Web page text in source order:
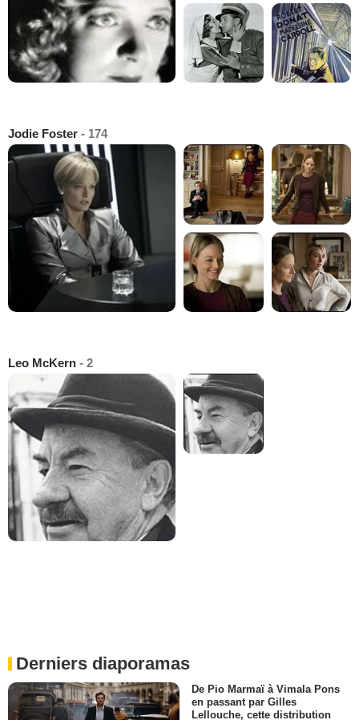
Jodie Foster - 174
Leo McKern - 2
Derniers diaporamas
De Pio Marmaï à Vimala Pons
en passant par Gilles
Lellouche, cette distribution